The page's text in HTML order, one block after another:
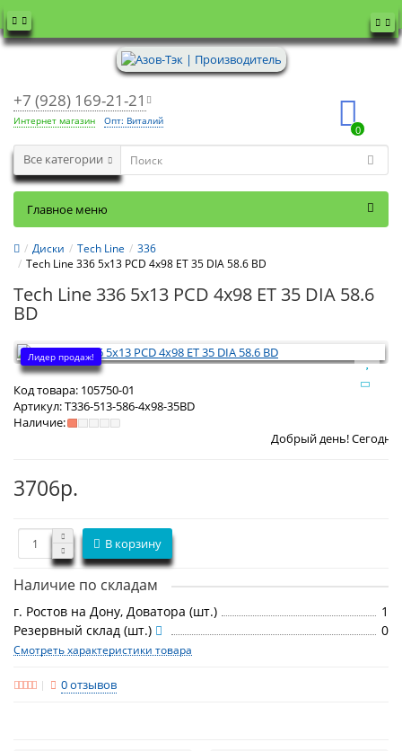
+7 (928) 169-21-21
Интернет магазин Опт: Виталий
0
Все категории
Главное меню
Диски Tech Line
336
Tech Line 336 5x13 PCD 4x98 ET 35 DIA 58.6 BD
Tech Line 336 5x13 PCD 4x98 ET 35 DIA 58.6
BD
Лидер продаж!
Код товара: 105750-01
Артикул:T336-513-586-4x98-35BD
Наличие:
Добрый день! Сегодня
3706р.
В корзину
Наличие по складам
г. Ростов на Дону, Доватора (шт.)
1
Резервный склад (шт.)
0
Смотреть характеристики товара
0 отзывов